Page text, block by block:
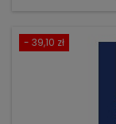
- 39,10 zł